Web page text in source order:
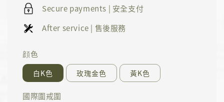
Secure payments | 安全支付
After service | 售後服務
顔色
白K色 玫瑰金色 黃K色
國際圍戒圍